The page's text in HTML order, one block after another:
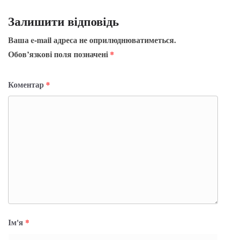
Залишити відповідь
Ваша e-mail адреса не оприлюднюватиметься.
Обов’язкові поля позначені *
Коментар *
Ім'я *